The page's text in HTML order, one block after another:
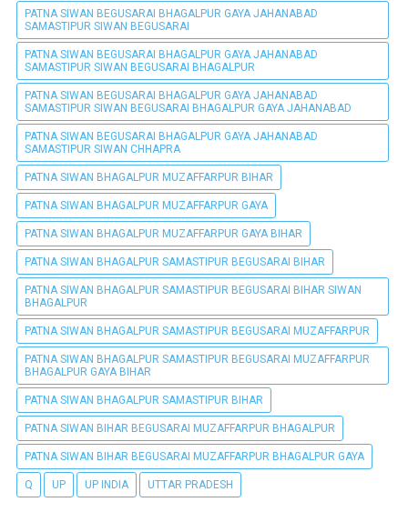
PATNA SIWAN BEGUSARAI BHAGALPUR GAYA JAHANABAD
SAMASTIPUR SIWAN BEGUSARAI
PATNA SIWAN BEGUSARAI BHAGALPUR GAYA JAHANABAD
SAMASTIPUR SIWAN BEGUSARAI BHAGALPUR
PATNA SIWAN BEGUSARAI BHAGALPUR GAYA JAHANABAD
SAMASTIPUR SIWAN BEGUSARAI BHAGALPUR GAYA JAHANABAD
PATNA SIWAN BEGUSARAI BHAGALPUR GAYA JAHANABAD
SAMASTIPUR SIWAN CHHAPRA
PATNA SIWAN BHAGALPUR MUZAFFARPUR BIHAR
PATNA SIWAN BHAGALPUR MUZAFFARPUR GAYA
PATNA SIWAN BHAGALPUR MUZAFFARPUR GAYA BIHAR
PATNA SIWAN BHAGALPUR SAMASTIPUR BEGUSARAI BIHAR
PATNA SIWAN BHAGALPUR SAMASTIPUR BEGUSARAI BIHAR SIWAN
BHAGALPUR
PATNA SIWAN BHAGALPUR SAMASTIPUR BEGUSARAI MUZAFFARPUR
PATNA SIWAN BHAGALPUR SAMASTIPUR BEGUSARAI MUZAFFARPUR
BHAGALPUR GAYA BIHAR
PATNA SIWAN BHAGALPUR SAMASTIPUR BIHAR
PATNA SIWAN BIHAR BEGUSARAI MUZAFFARPUR BHAGALPUR
PATNA SIWAN BIHAR BEGUSARAI MUZAFFARPUR BHAGALPUR GAYA
Q UP UP INDIA UTTAR PRADESH